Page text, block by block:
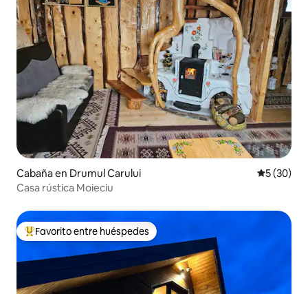
Cabaña en Drumul Carului
5 (30)
Casa rústica Moieciu
Favorito entre huéspedes preferido
Favorito entre huéspedes